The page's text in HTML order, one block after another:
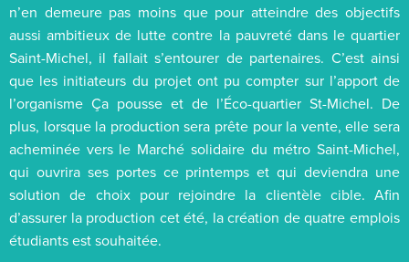
n’en demeure pas moins que pour atteindre des objectifs
aussi ambitieux de lutte contre la pauvreté dans le quartier
Saint-Michel, il fallait s’entourer de partenaires. C’est ainsi
que les initiateurs du projet ont pu compter sur l’apport de
l’organisme Ça pousse et de l’Éco-quartier St-Michel. De
plus, lorsque la production sera prête pour la vente, elle sera
acheminée vers le Marché solidaire du métro Saint-Michel,
qui ouvrira ses portes ce printemps et qui deviendra une
solution de choix pour rejoindre la clientèle cible. Afin
d’assurer la production cet été, la création de quatre emplois
étudiants est souhaitée.